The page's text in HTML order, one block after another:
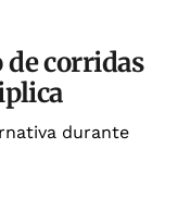
de corridas
durante